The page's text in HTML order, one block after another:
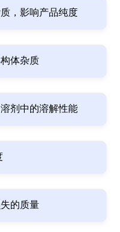
，影响产品纯度
体杂质
剂中的溶解性能
的质量